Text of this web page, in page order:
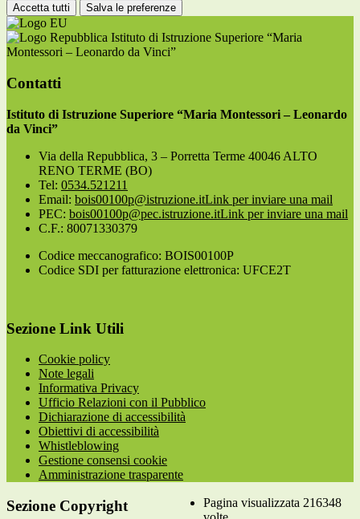
Accetta tutti Salva le preferenze
Istituto di Istruzione Superiore “Maria
Montessori – Leonardo da Vinci”
Contatti
Istituto di Istruzione Superiore “Maria Montessori – Leonardo
da Vinci”
Via della Repubblica, 3 – Porretta Terme 40046 ALTO
RENO TERME (BO)
Tel: 0534.521211
Email: bois00100p@istruzione.itLink per inviare una mail
PEC: bois00100p@pec.istruzione.itLink per inviare una mail
C.F.: 80071330379
Codice meccanografico: BOIS00100P
Codice SDI per fatturazione elettronica: UFCE2T
Sezione Link Utili
Cookie policy
Note legali
Informativa Privacy
Ufficio Relazioni con il Pubblico
Dichiarazione di accessibilità
Obiettivi di accessibilità
Whistleblowing
Gestione consensi cookie
Amministrazione trasparente
Pagina visualizzata 216348
Sezione Copyright